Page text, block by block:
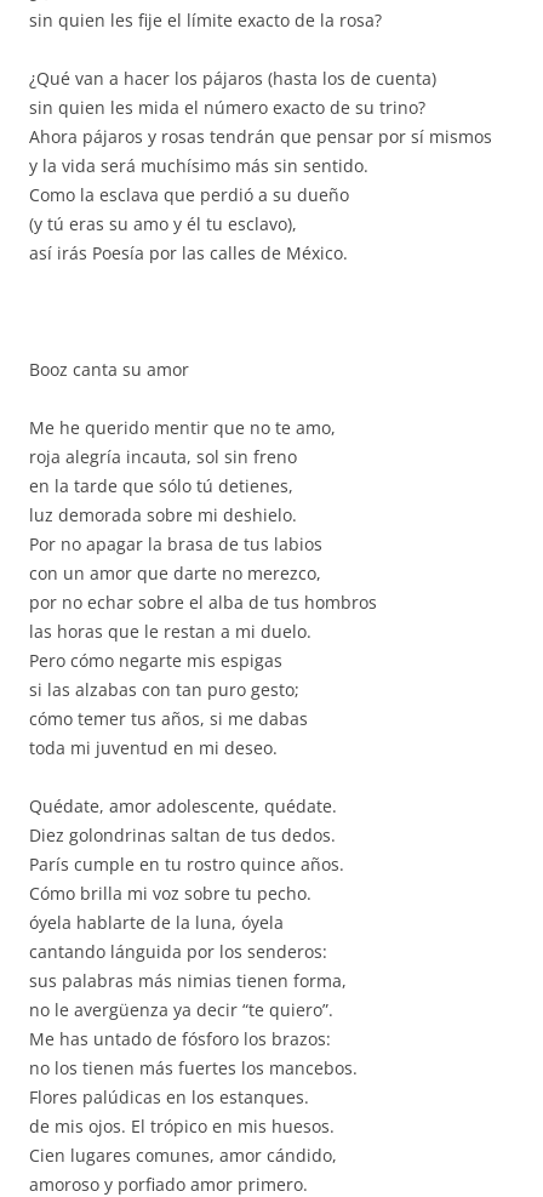
sin quien les fije el límite exacto de la rosa?
¿Qué van a hacer los pájaros (hasta los de cuenta)
sin quien les mida el número exacto de su trino?
Ahora pájaros y rosas tendrán que pensar por sí mismos
y la vida será muchísimo más sin sentido.
Como la esclava que perdió a su dueño
(y tú eras su amo y él tu esclavo),
así irás Poesía por las calles de México.
Booz canta su amor
Me he querido mentir que no te amo,
roja alegría incauta, sol sin freno
en la tarde que sólo tú detienes,
luz demorada sobre mi deshielo.
Por no apagar la brasa de tus labios
con un amor que darte no merezco,
por no echar sobre el alba de tus hombros
las horas que le restan a mi duelo.
Pero cómo negarte mis espigas
si las alzabas con tan puro gesto;
cómo temer tus años, si me dabas
toda mi juventud en mi deseo.
Quédate, amor adolescente, quédate.
Diez golondrinas saltan de tus dedos.
París cumple en tu rostro quince años.
Cómo brilla mi voz sobre tu pecho.
óyela hablarte de la luna, óyela
cantando lánguida por los senderos:
sus palabras más nimias tienen forma,
no le avergüenza ya decir “te quiero”.
Me has untado de fósforo los brazos:
no los tienen más fuertes los mancebos.
Flores palúdicas en los estanques.
de mis ojos. El trópico en mis huesos.
Cien lugares comunes, amor cándido,
amoroso y porfiado amor primero.